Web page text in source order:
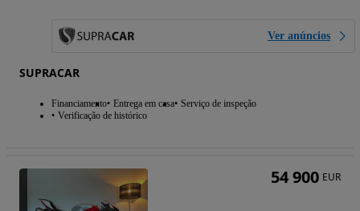
Ver anúncios
SUPRACAR
Financiamento Entrega em casa Serviço de inspeção
Verificação de histórico
54 900 EUR